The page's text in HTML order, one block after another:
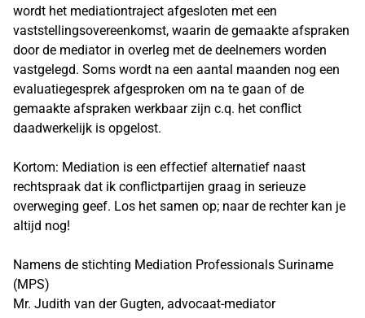
wordt het mediationtraject afgesloten met een
vaststellingsovereenkomst, waarin de gemaakte afspraken
door de mediator in overleg met de deelnemers worden
vastgelegd. Soms wordt na een aantal maanden nog een
evaluatiegesprek afgesproken om na te gaan of de
gemaakte afspraken werkbaar zijn c.q. het conflict
daadwerkelijk is opgelost.
Kortom: Mediation is een effectief alternatief naast
rechtspraak dat ik conflictpartijen graag in serieuze
overweging geef. Los het samen op; naar de rechter kan je
altijd nog!
Namens de stichting Mediation Professionals Suriname
(MPS)
Mr. Judith van der Gugten, advocaat-mediator